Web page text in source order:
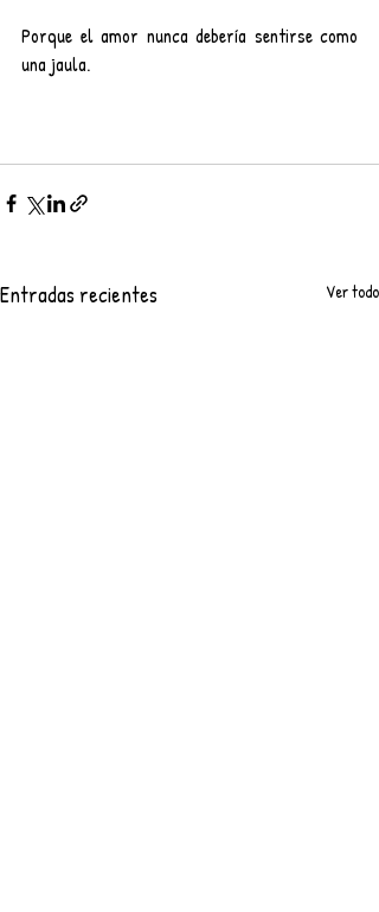
Porque el amor nunca debería sentirse como
una jaula.
Entradas recientes Ver todo